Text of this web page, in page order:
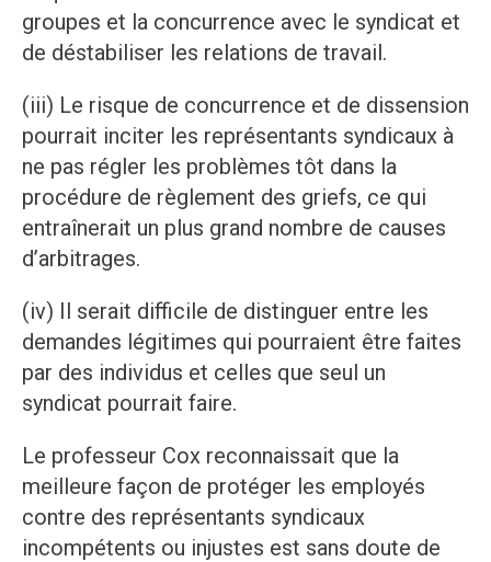
groupes et la concurrence avec le syndicat et
de déstabiliser les relations de travail.
(iii) Le risque de concurrence et de dissension
pourrait inciter les représentants syndicaux à
ne pas régler les problèmes tôt dans la
procédure de règlement des griefs, ce qui
entraînerait un plus grand nombre de causes
d’arbitrages.
(iv) Il serait difficile de distinguer entre les
demandes légitimes qui pourraient être faites
par des individus et celles que seul un
syndicat pourrait faire.
Le professeur Cox reconnaissait que la
meilleure façon de protéger les employés
contre des représentants syndicaux
incompétents ou injustes est sans doute de